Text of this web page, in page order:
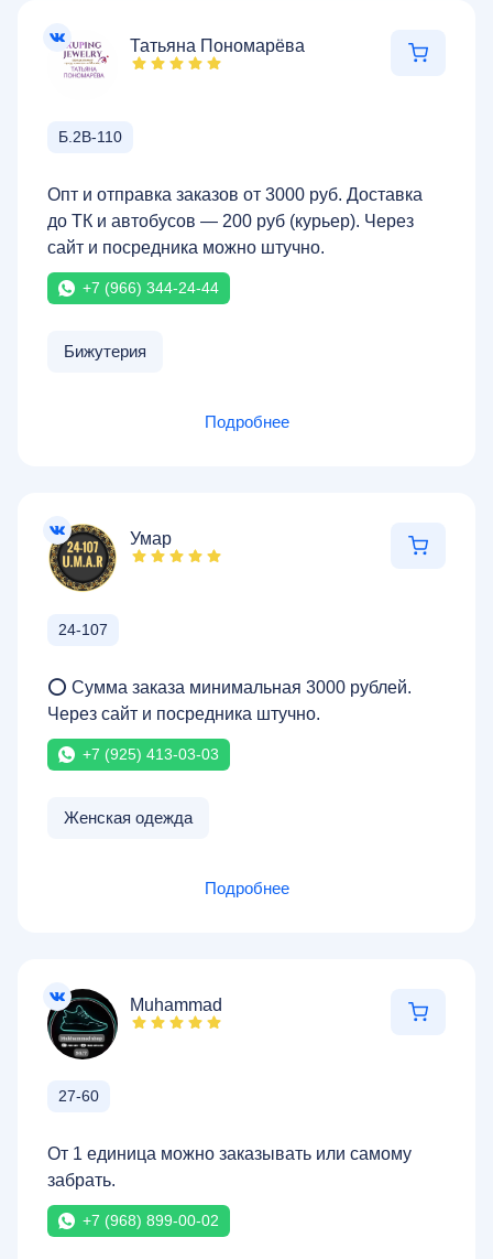
Татьяна Пономарёва
Б.2В-110
Опт и отправка заказов от 3000 руб. Доставка
до ТК и автобусов — 200 руб (курьер). Через
сайт и посредника можно штучно.
+7 (966) 344-24-44
Бижутерия
Подробнее
Умар
24-107
⭕ Сумма заказа минимальная 3000 рублей.
Через сайт и посредника штучно.
+7 (925) 413-03-03
Женская одежда
Подробнее
Muhammad
27-60
От 1 единица можно заказывать или самому
забрать.
+7 (968) 899-00-02